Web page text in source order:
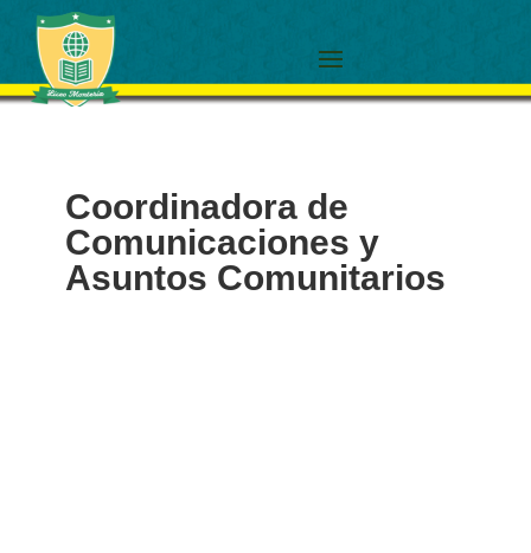
Coordinadora de
Comunicaciones y
Asuntos Comunitarios